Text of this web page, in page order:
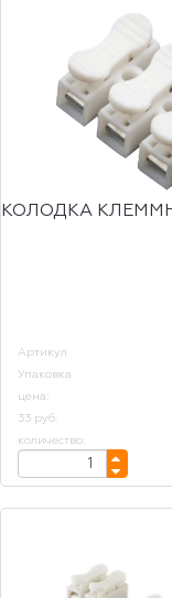
КОЛОДКА
Артикул
Упаковка
цена:
33 руб.
количество: